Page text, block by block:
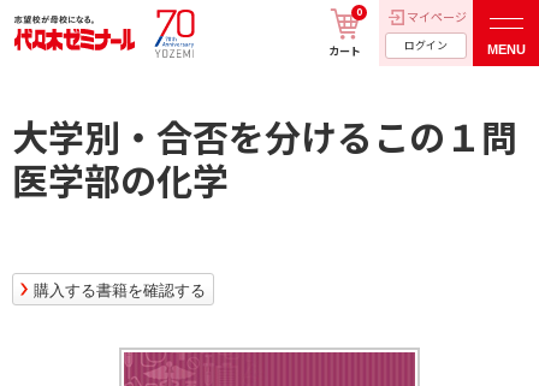
カート
0 マイページ
ログイン MENU
大学別・合否を分けるこの１問
医学部の化学
購入する書籍を確認する